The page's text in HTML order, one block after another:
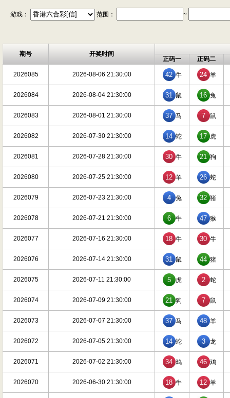
游戏： 范围： ~
期号 开奖时间
正码一 正码二
2026085 2026-08-06 21:30:00 42 牛 24 羊
2026084 2026-08-04 21:30:00 31 鼠 16 兔
2026083 2026-08-01 21:30:00 37 马 7 鼠
2026082 2026-07-30 21:30:00 14 蛇 17 虎
2026081 2026-07-28 21:30:00 30 牛 21 狗
2026080 2026-07-25 21:30:00 12 羊 26 蛇
2026079 2026-07-23 21:30:00 4 兔 32 猪
2026078 2026-07-21 21:30:00 6 牛 47 猴
2026077 2026-07-16 21:30:00 18 牛 30 牛
2026076 2026-07-14 21:30:00 31 鼠 44 猪
2026075 2026-07-11 21:30:00 5 虎 2 蛇
2026074 2026-07-09 21:30:00 21 狗 7 鼠
2026073 2026-07-07 21:30:00 37 马 48 羊
2026072 2026-07-05 21:30:00 14 蛇 3 龙
2026071 2026-07-02 21:30:00 34 鸡 46 鸡
2026070 2026-06-30 21:30:00 18 牛 12 羊